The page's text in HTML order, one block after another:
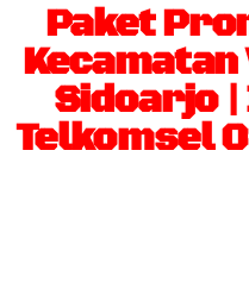
Paket
Kecamatan
Sidoarjo |
Telkomsel